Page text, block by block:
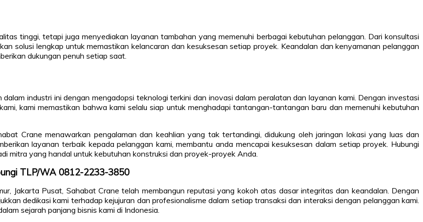
tinggi, tetapi juga menyediakan layanan tambahan yang memenuhi berbagai kebutuhan pelanggan. Dari konsultasi
solusi lengkap untuk memastikan kelancaran dan kesuksesan setiap proyek. Keandalan dan kenyamanan pelanggan
dukungan penuh setiap saat.
industri ini dengan mengadopsi teknologi terkini dan inovasi dalam peralatan dan layanan kami. Dengan investasi
kami memastikan bahwa kami selalu siap untuk menghadapi tantangan-tantangan baru dan memenuhi kebutuhan
Crane menawarkan pengalaman dan keahlian yang tak tertandingi, didukung oleh jaringan lokasi yang luas dan
layanan terbaik kepada pelanggan kami, membantu anda mencapai kesuksesan dalam setiap proyek. Hubungi
mitra yang handal untuk kebutuhan konstruksi dan proyek-proyek Anda.
TLP/WA 0812-2233-3850
Jakarta Pusat, Sahabat Crane telah membangun reputasi yang kokoh atas dasar integritas dan keandalan. Dengan
dedikasi kami terhadap kejujuran dan profesionalisme dalam setiap transaksi dan interaksi dengan pelanggan kami.
sejarah panjang bisnis kami di Indonesia.